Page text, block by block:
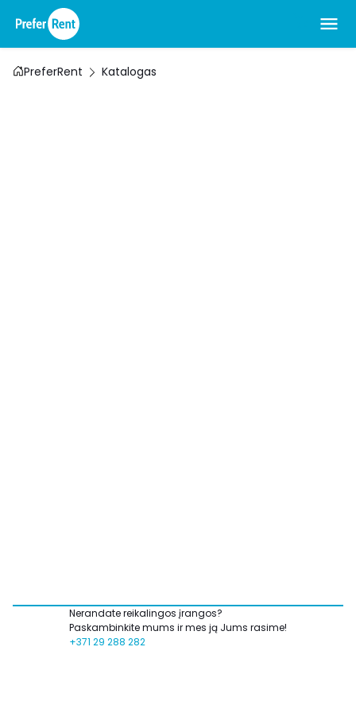
PreferRent Katalogas
Nerandate reikalingos įrangos?
Paskambinkite mums ir mes ją Jums rasime!
+371 29 288 282